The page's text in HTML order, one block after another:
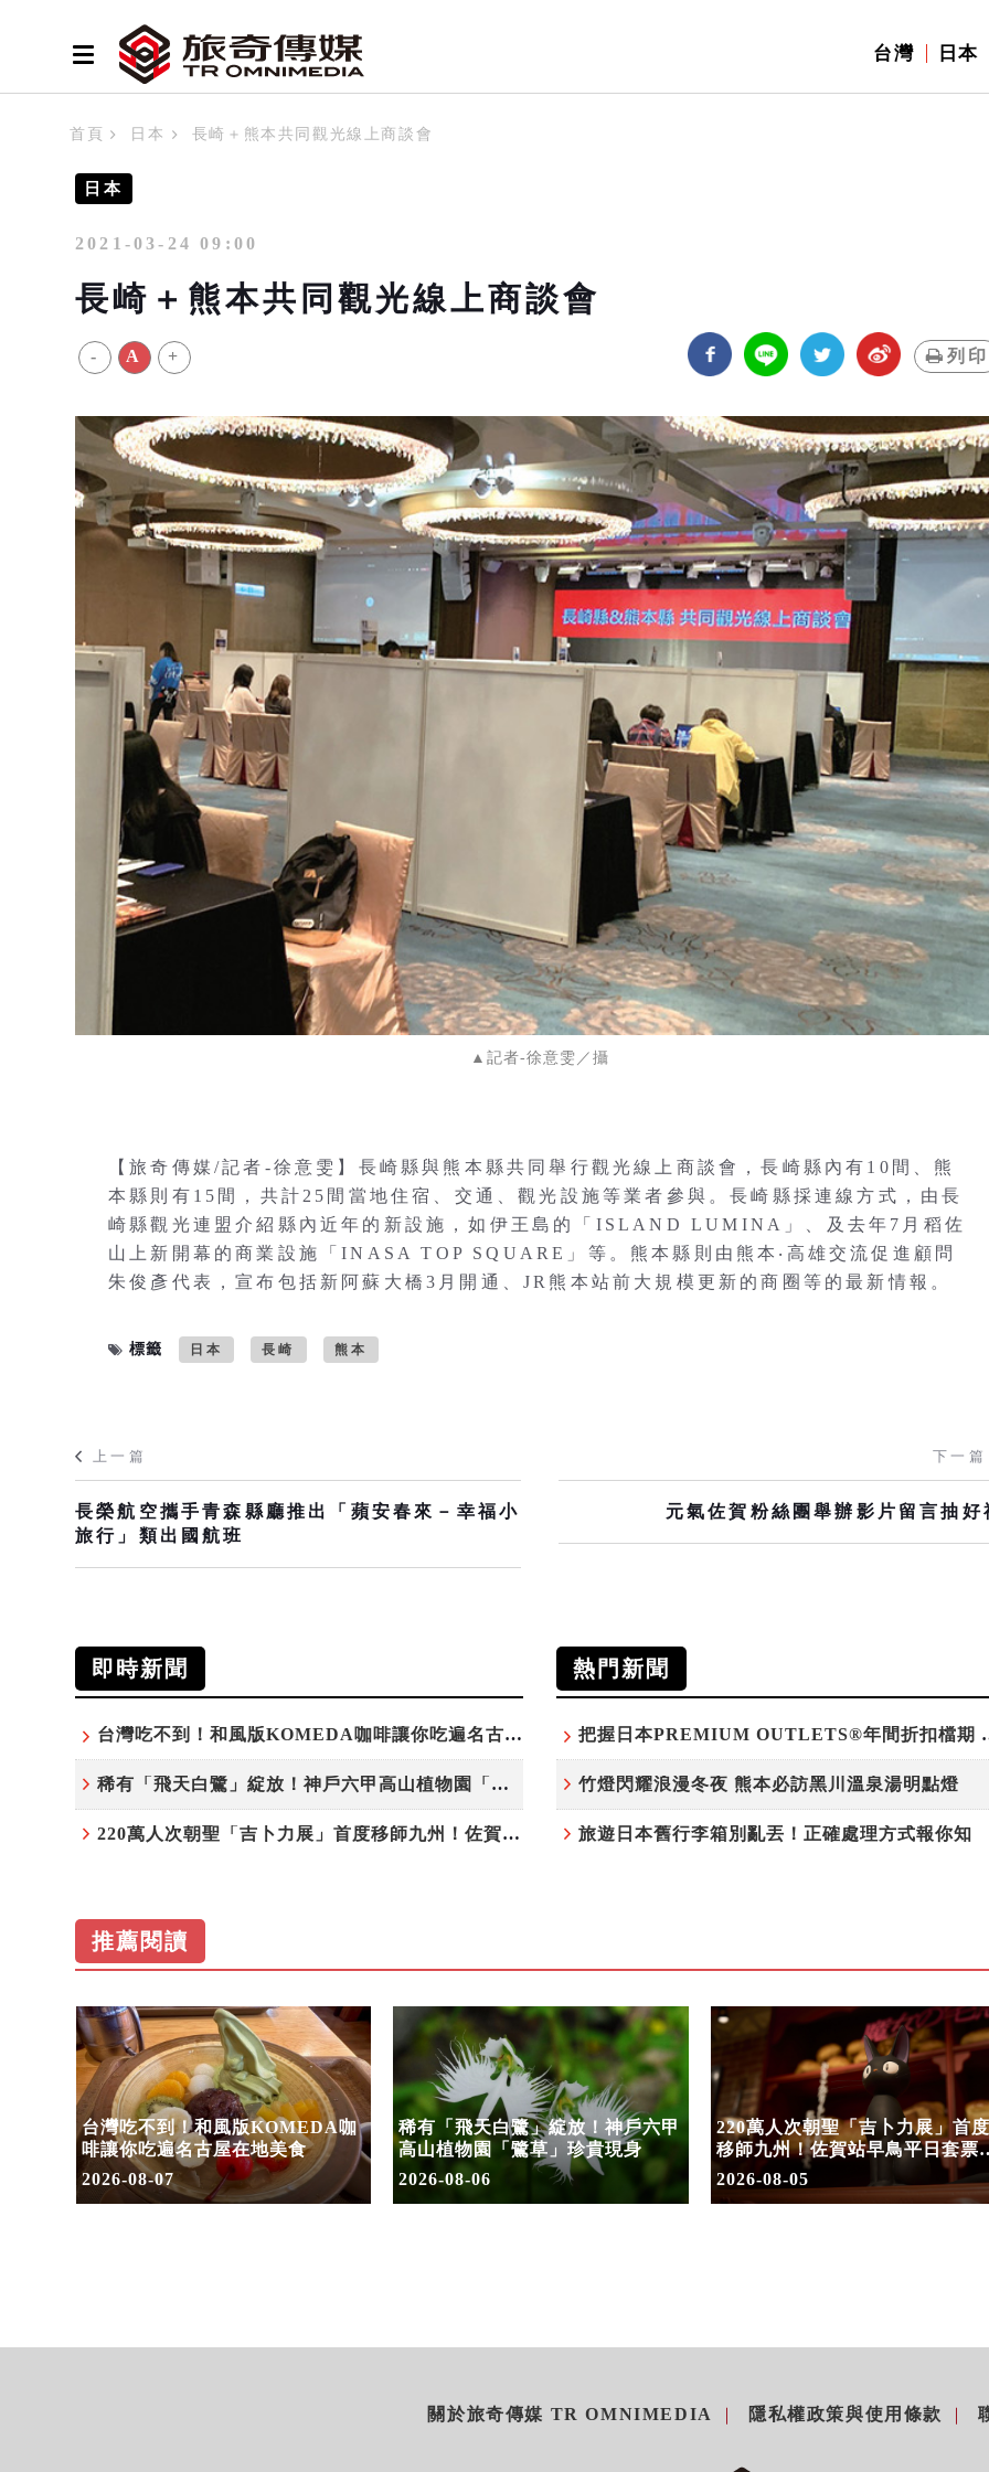
台灣 日本
首頁 日本 長崎＋熊本共同觀光線上商談會
日本
2021-03-24 09:00
長崎＋熊本共同觀光線上商談會
- A + 列印
▲記者-徐意雯／攝
【旅奇傳媒/記者-徐意雯】長崎縣與熊本縣共同舉行觀光線上商談會，長崎縣內有10間、熊
本縣則有15間，共計25間當地住宿、交通、觀光設施等業者參與。長崎縣採連線方式，由長
崎縣觀光連盟介紹縣內近年的新設施，如伊王島的「ISLAND LUMINA」、及去年7月稻佐
山上新開幕的商業設施「INASA TOP SQUARE」等。熊本縣則由熊本‧高雄交流促進顧問
朱俊彥代表，宣布包括新阿蘇大橋3月開通、JR熊本站前大規模更新的商圈等的最新情報。
標籤 日本 長崎 熊本
上一篇
長榮航空攜手青森縣廳推出「蘋安春來－幸福小
旅行」類出國航班
下一篇
元氣佐賀粉絲團舉辦影片留言抽好
即時新聞
台灣吃不到！和風版KOMEDA咖啡讓你吃遍名古屋在地美食
稀有「飛天白鷺」綻放！神戶六甲高山植物園「鷺草」珍貴現身
220萬人次朝聖「吉卜力展」首度移師九州！佐賀站早鳥平日套票8/10搶先開賣
熱門新聞
把握日本
竹燈閃耀浪漫冬夜 熊本必訪黑川溫泉湯明點燈
旅遊日本舊行李箱別亂丟！正確處理方式報你知
推薦閱讀
台灣吃不到！和風版KOMEDA咖
啡讓你吃遍名古屋在地美食
2026-08-07
稀有「飛天白鷺」綻放！神戶六甲
高山植物園「鷺草」珍貴現身
2026-08-06
220萬人次朝聖「吉卜力展」首度
移師九州！佐賀站早鳥平日套票
8/10搶先開賣
2026-08-05
關於旅奇傳媒 TR OMNIMEDIA 隱私權政策與使用條款